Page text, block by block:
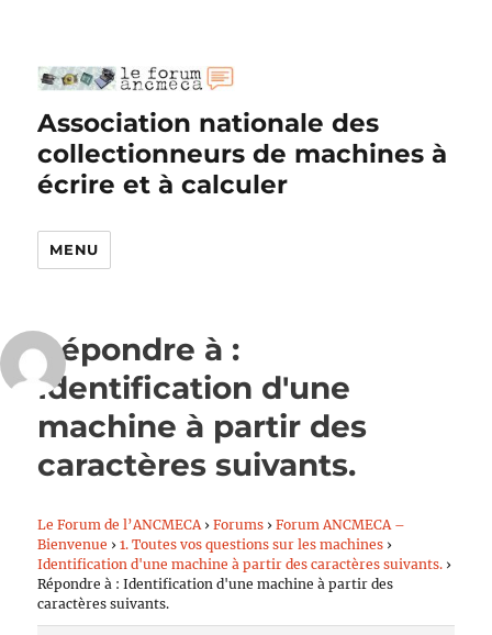
Association nationale des
collectionneurs de machines à
écrire et à calculer
MENU
Répondre à :
Identification d'une
machine à partir des
caractères suivants.
Le Forum de l’ANCMECA › Forums › Forum ANCMECA –
Bienvenue › 1. Toutes vos questions sur les machines ›
Identification d'une machine à partir des caractères suivants. ›
Répondre à : Identification d'une machine à partir des
caractères suivants.